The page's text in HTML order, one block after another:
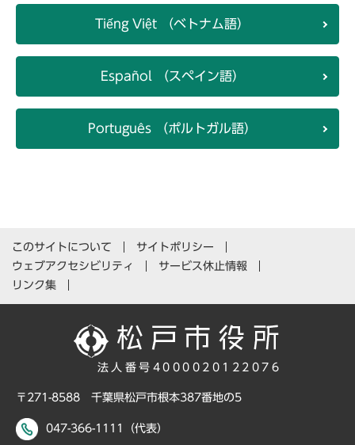
Tiếng Việt （ベトナム語）
Español （スペイン語）
Português （ポルトガル語）
このサイトについて
サイトポリシー
ウェブアクセシビリティ
サービス休止情報
リンク集
法人番号4000020122076
〒271-8588 千葉県松戸市根本387番地の5
047-366-1111（代表）